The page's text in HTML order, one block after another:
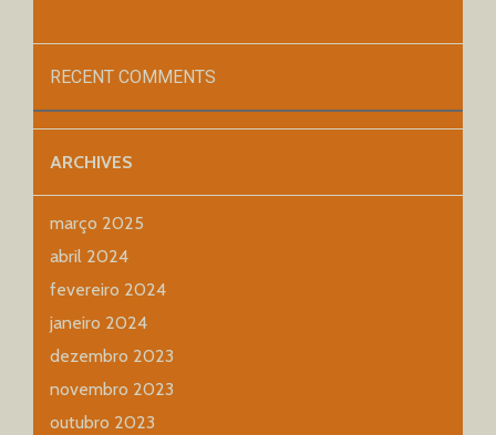
RECENT COMMENTS
ARCHIVES
março 2025
abril 2024
fevereiro 2024
janeiro 2024
dezembro 2023
novembro 2023
outubro 2023